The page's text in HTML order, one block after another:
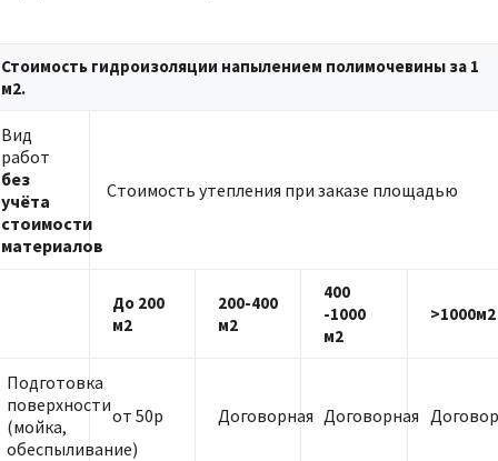
Стоимость гидроизоляции напылением полимочевины за 1
м2.
Вид
работ
без
учёта
стоимости
материалов
Стоимость утепления при заказе площадью
До 200
м2
200-400
м2
400
-1000
м2
>1000м2
Подготовка
поверхности
(мойка,
обеспыливание)
от 50р Договорная Договорная